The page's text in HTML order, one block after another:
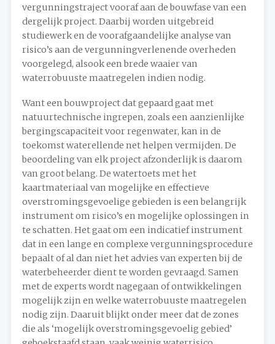
vergunningstraject vooraf aan de bouwfase van een
dergelijk project. Daarbij worden uitgebreid
studiewerk en de voorafgaandelijke analyse van
risico’s aan de vergunningverlenende overheden
voorgelegd, alsook een brede waaier van
waterrobuuste maatregelen indien nodig.
Want een bouwproject dat gepaard gaat met
natuurtechnische ingrepen, zoals een aanzienlijke
bergingscapaciteit voor regenwater, kan in de
toekomst waterellende net helpen vermijden. De
beoordeling van elk project afzonderlijk is daarom
van groot belang. De watertoets met het
kaartmateriaal van mogelijke en effectieve
overstromingsgevoelige gebieden is een belangrijk
instrument om risico’s en mogelijke oplossingen in
te schatten. Het gaat om een indicatief instrument
dat in een lange en complexe vergunningsprocedure
bepaalt of al dan niet het advies van experten bij de
waterbeheerder dient te worden gevraagd. Samen
met de experts wordt nagegaan of ontwikkelingen
mogelijk zijn en welke waterrobuuste maatregelen
nodig zijn. Daaruit blijkt onder meer dat de zones
die als ‘mogelijk overstromingsgevoelig gebied’